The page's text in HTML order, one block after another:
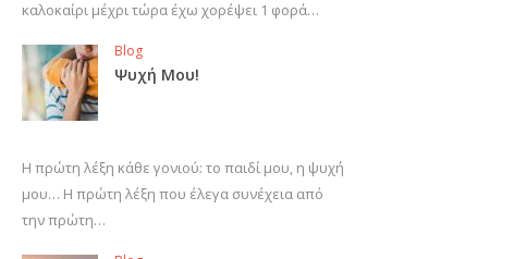
καλοκαίρι μέχρι τώρα έχω χορέψει 1 φορά…
Blog
Ψυχή Μου!
Η πρώτη λέξη κάθε γονιού: το παιδί μου, η ψυχή
μου… Η πρώτη λέξη που έλεγα συνέχεια από
την πρώτη…